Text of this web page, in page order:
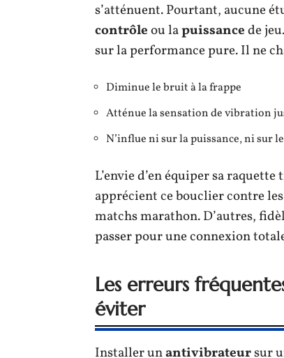
s’atténuent. Pourtant, aucune
contrôleou lapuissancede
sur la performance pure. Il ne
Diminue le bruit à la frappe
Atténue la sensation de vibration
N’influe ni sur la puissance, ni sur
L’envie d’en équiper sa
apprécient ce bouclier contre
matchs marathon. D’autres,
passer pour une connexion
Les erreurs
éviter
Installer unantivibrateursur